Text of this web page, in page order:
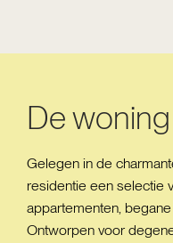
De woning
Gelegen in de
residentie een selectie
appartementen,
Ontworpen voor